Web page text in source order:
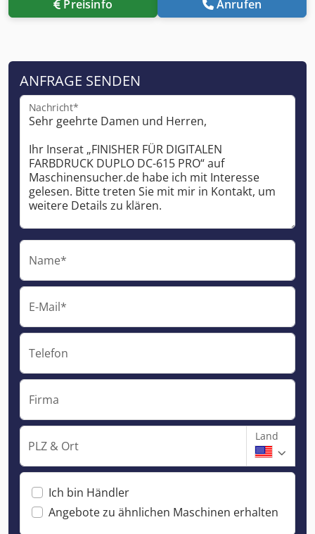
Preisinfo Anrufen
ANFRAGE SENDEN
Nachricht*
Name*
E-Mail*
Telefon
Firma
PLZ & Ort
Land
Ich bin Händler
Angebote zu ähnlichen Maschinen erhalten